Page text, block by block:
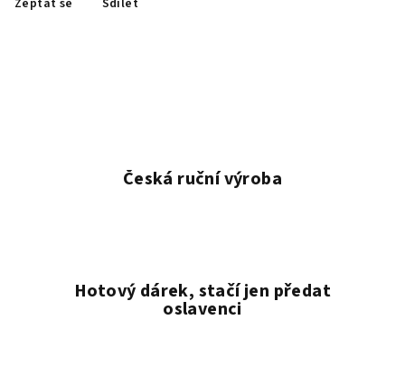
Česká ruční výroba
Hotový dárek, stačí jen předat
oslavenci